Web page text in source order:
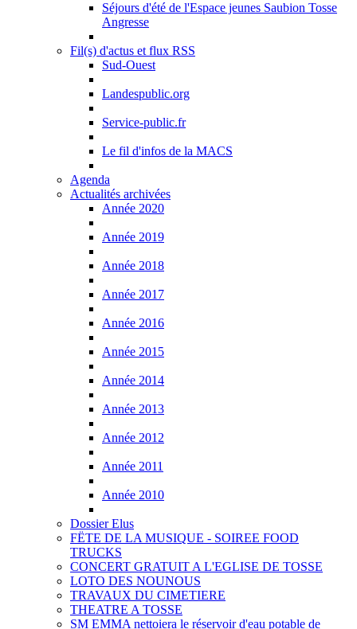
Séjours d'été de l'Espace jeunes Saubion Tosse
Angresse
Fil(s) d'actus et flux RSS
Sud-Ouest
Landespublic.org
Service-public.fr
Le fil d'infos de la MACS
Agenda
Actualités archivées
Année 2020
Année 2019
Année 2018
Année 2017
Année 2016
Année 2015
Année 2014
Année 2013
Année 2012
Année 2011
Année 2010
Dossier Elus
FËTE DE LA MUSIQUE - SOIREE FOOD
TRUCKS
CONCERT GRATUIT A L'EGLISE DE TOSSE
LOTO DES NOUNOUS
TRAVAUX DU CIMETIERE
THEATRE A TOSSE
SM EMMA nettoiera le réservoir d'eau potable de